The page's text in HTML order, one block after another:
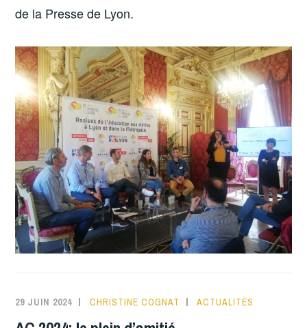
de la Presse de Lyon.
29 JUIN 2024 CHRISTINE COGNAT ACTUALITÉS